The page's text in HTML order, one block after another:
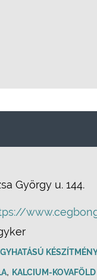
György u. 144.
, KALCIUM-